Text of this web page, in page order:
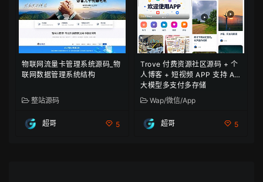
物联网流量卡管理系统源码_物
联网数据管理系统结构
整站源码
超哥 5
Trove 付费资源社区源码 + 个
人博客 + 短视频 APP 支持 AI
大模型多支付多存储
Wap/微信/App
超哥 5